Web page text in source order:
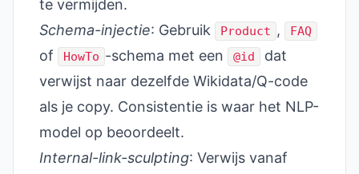
te vermijden.
Schema-injectie: Gebruik Product , FAQ
of HowTo -schema met een @id
dat
verwijst naar dezelfde Wikidata/Q-code
als je copy. Consistentie is waar het NLP-
model op beoordeelt.
Internal-link-sculpting: Verwijs vanaf